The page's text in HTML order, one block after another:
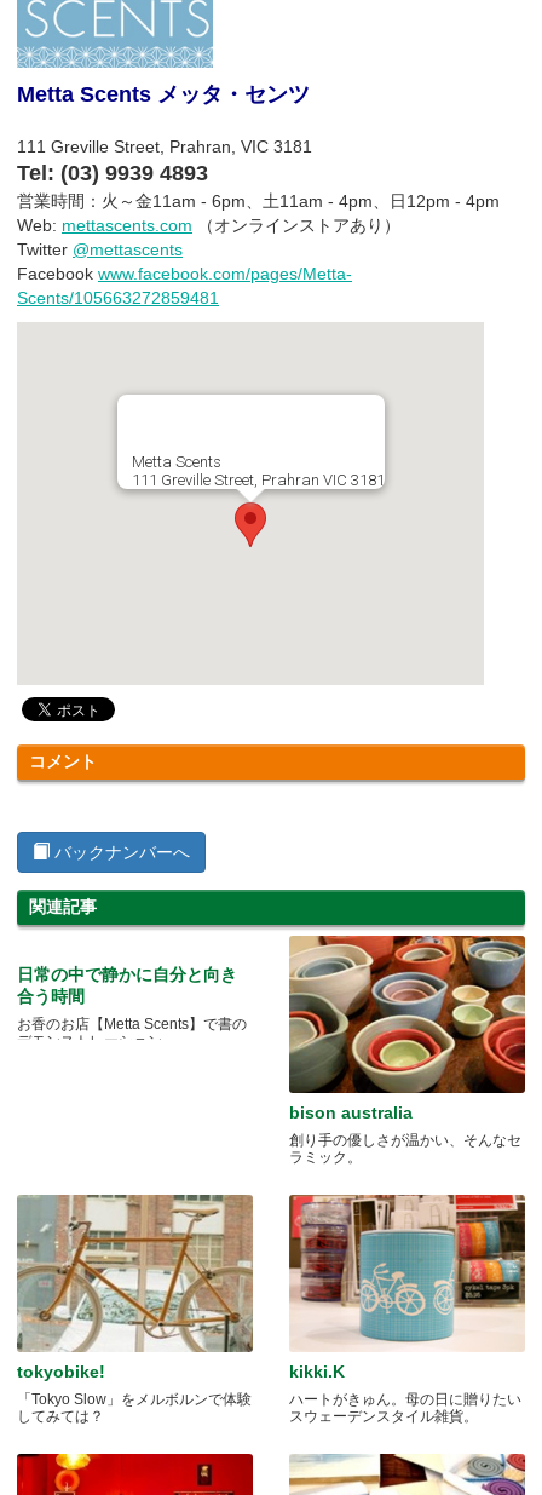
Metta Scents メッタ・センツ
111 Greville Street, Prahran, VIC 3181
Tel: (03) 9939 4893
営業時間：火～金11am - 6pm、土11am - 4pm、日12pm - 4pm
Web: mettascents.com （オンラインストアあり）
Twitter @mettascents
Facebook www.facebook.com/pages/Metta-
Scents/105663272859481
Metta Scents
111 Greville Street, Prahran VIC 3181
コメント
バックナンバーへ
関連記事
日常の中で静かに自分と向き
合う時間
お香のお店【Metta Scents】で書の
デモンストレーション
bison australia
創り手の優しさが温かい、そんなセ
ラミック。
tokyobike!
「Tokyo Slow」をメルボルンで体験
してみては？
kikki.K
ハートがきゅん。母の日に贈りたい
スウェーデンスタイル雑貨。